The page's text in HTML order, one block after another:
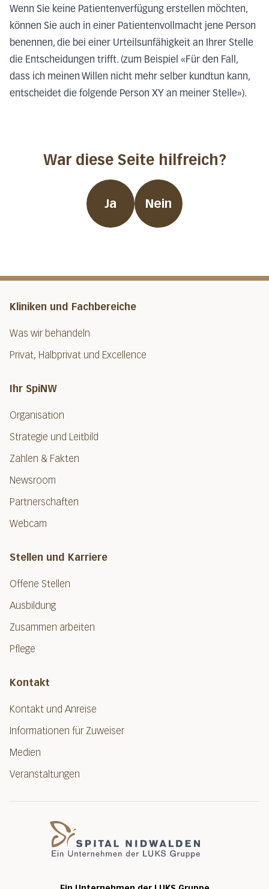
Wenn Sie keine Patientenverfügung erstellen möchten,
können Sie auch in einer Patientenvollmacht jene Person
benennen, die bei einer Urteilsunfähigkeit an Ihrer Stelle
die Entscheidungen trifft. (zum Beispiel «Für den Fall,
dass ich meinen Willen nicht mehr selber kundtun kann,
entscheidet die folgende Person XY an meiner Stelle»).
War diese Seite hilfreich?
Ja Nein
Kliniken und Fachbereiche
Was wir behandeln
Privat, Halbprivat und Excellence
Ihr SpiNW
Organisation
Strategie und Leitbild
Zahlen & Fakten
Newsroom
Partnerschaften
Webcam
Stellen und Karriere
Offene Stellen
Ausbildung
Zusammen arbeiten
Pflege
Kontakt
Kontakt und Anreise
Informationen für Zuweiser
Medien
Veranstaltungen